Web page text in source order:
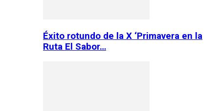
Éxito rotundo de la X ‘Primavera en la
Ruta El Sabor…